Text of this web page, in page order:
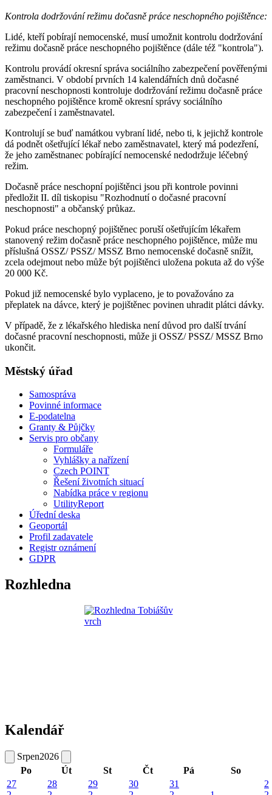
Kontrola dodržování režimu dočasně práce neschopného pojištěnce:
Lidé, kteří pobírají nemocenské, musí umožnit kontrolu dodržování
režimu dočasně práce neschopného pojištěnce (dále též "kontrola").
Kontrolu provádí okresní správa sociálního zabezpečení pověřenými
zaměstnanci. V období prvních 14 kalendářních dnů dočasné
pracovní neschopnosti kontroluje dodržování režimu dočasně práce
neschopného pojištěnce kromě okresní správy sociálního
zabezpečení i zaměstnavatel.
Kontrolují se buď namátkou vybraní lidé, nebo ti, k jejichž kontrole
dá podnět ošetřující lékař nebo zaměstnavatel, který má podezření,
že jeho zaměstnanec pobírající nemocenské nedodržuje léčebný
režim.
Dočasně práce neschopní pojištěnci jsou při kontrole povinni
předložit II. díl tiskopisu "Rozhodnutí o dočasné pracovní
neschopnosti" a občanský průkaz.
Pokud práce neschopný pojištěnec poruší ošetřujícím lékařem
stanovený režim dočasně práce neschopného pojištěnce, může mu
příslušná OSSZ/ PSSZ/ MSSZ Brno nemocenské dočasně snížit,
zcela odejmout nebo může být pojištěnci uložena pokuta až do výše
20 000 Kč.
Pokud již nemocenské bylo vyplaceno, je to považováno za
přeplatek na dávce, který je pojištěnec povinen uhradit plátci dávky.
V případě, že z lékařského hlediska není důvod pro další trvání
dočasné pracovní neschopnosti, může ji OSSZ/ PSSZ/ MSSZ Brno
ukončit.
Městský úřad
Samospráva
Povinné informace
E-podatelna
Granty & Půjčky
Servis pro občany
Formuláře
Vyhlášky a nařízení
Czech POINT
Řešení životních situací
Nabídka práce v regionu
UtilityReport
Úřední deska
Geoportál
Profil zadavatele
Registr oznámení
GDPR
Rozhledna
Kalendář
Srpen2026
Po
Út St Čt Pá
So
27
28
29
30
31
2